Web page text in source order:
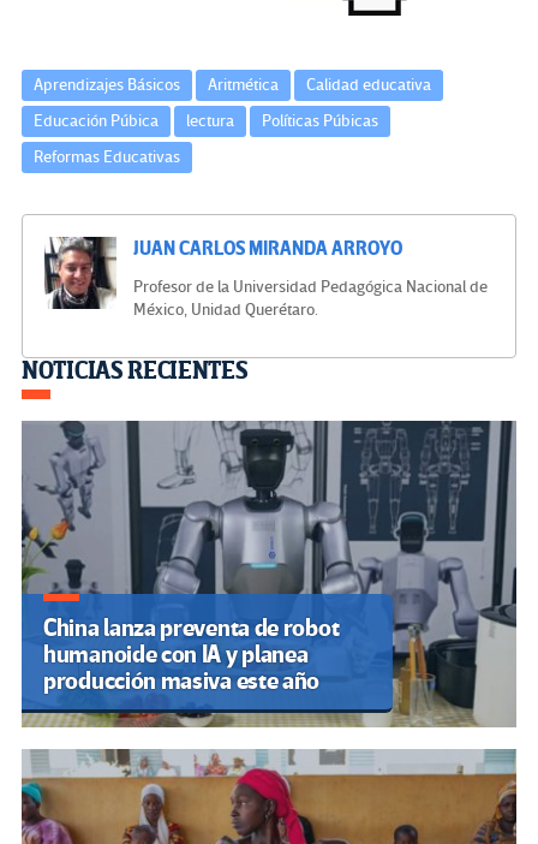
Aprendizajes Básicos Aritmética
Calidad educativa
Educación Púbica
lectura
Políticas Púbicas
Reformas Educativas
JUAN CARLOS MIRANDA ARROYO
Profesor de la Universidad Pedagógica Nacional de
México, Unidad Querétaro.
Navegación
de
entradas
NOTICIAS RECIENTES
China lanza preventa de robot
humanoide con IA y planea
producción masiva este año